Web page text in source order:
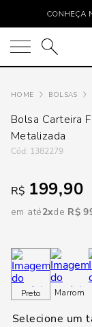
O que você está
BOLSAS
Bolsa Carteira
Metalizada
: 1382279
R$ 199,90
em até2 R$
Preto Marrom